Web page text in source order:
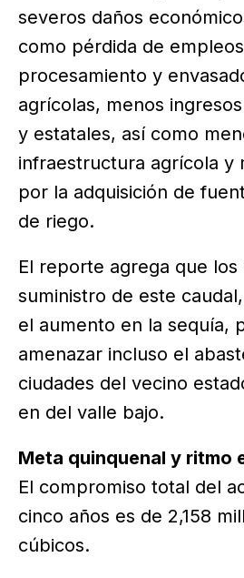
severos daños
como pérdida de
procesamiento y
agrícolas, menos
y estatales, así como
infraestructura agrícola y
por la adquisición de
de riego.
El reporte agrega que
suministro de este
el aumento en la sequía,
amenazar incluso el
ciudades del vecino
en del valle bajo.
Meta quinquenal y ritmo
El compromiso total del
cinco años es de 2,158
cúbicos.